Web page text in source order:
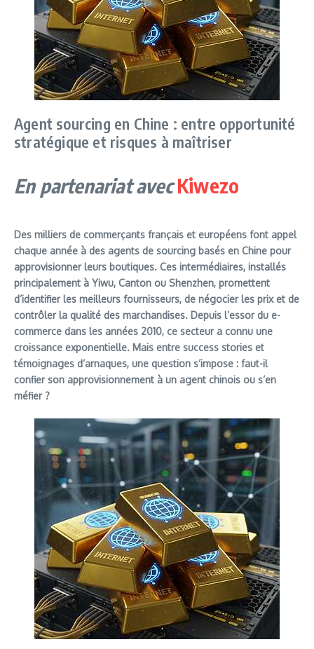
Agent sourcing en Chine : entre opportunité
stratégique et risques à maîtriser
En partenariat avecKiwezo
Des milliers de commerçants français et européens font appel
chaque année à des agents de sourcing basés en Chine pour
approvisionner leurs boutiques. Ces intermédiaires, installés
principalement à Yiwu, Canton ou Shenzhen, promettent
d’identifier les meilleurs fournisseurs, de négocier les prix et de
contrôler la qualité des marchandises. Depuis l’essor du e-
commerce dans les années 2010, ce secteur a connu une
croissance exponentielle. Mais entre success stories et
témoignages d’arnaques, une question s’impose : faut-il
confier son approvisionnement à un agent chinois ou s’en
méfier ?